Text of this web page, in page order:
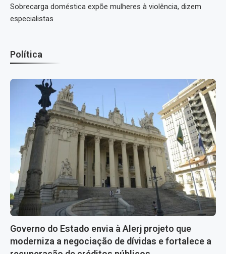
Sobrecarga doméstica expõe mulheres à violência, dizem
especialistas
Política
Governo do Estado envia à Alerj projeto que
moderniza a negociação de dívidas e fortalece a